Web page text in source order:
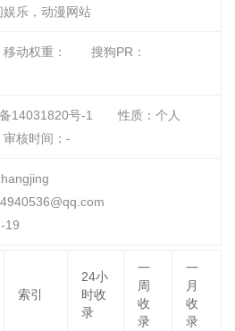
娱乐，动漫网站
移动权重：
搜狗PR：
14031820号-1 性质： 个人
审核时间： -
19
索引
24小
时收
录
一
周
收
录
一
月
收
录